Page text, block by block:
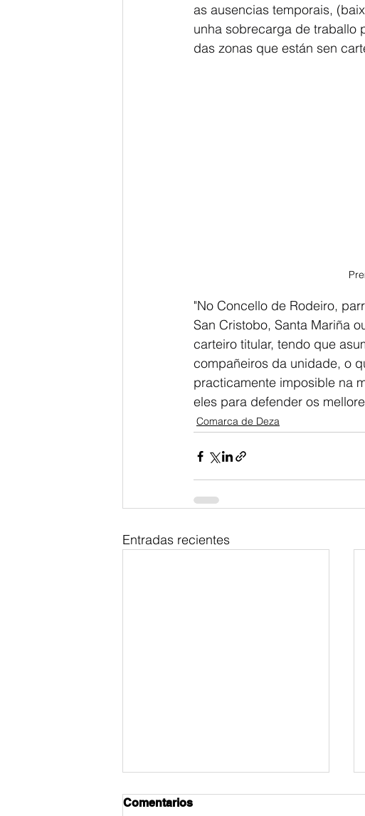
as ausencias temporais,
unha sobrecarga de traballo
das zonas que están sen
"No Concello de Rodeiro,
San Cristobo, Santa Mariña
carteiro titular, tendo que
compañeiros da unidade, o
practicamente imposible na
eles para defender os
Comarca de Deza
Entradas recientes
Comentarios